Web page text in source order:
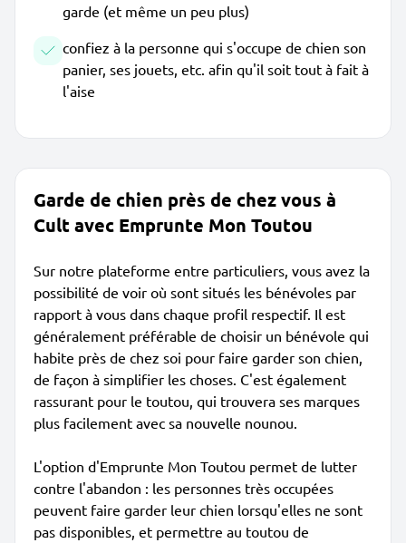
garde (et même un peu plus)
confiez à la personne qui s'occupe de chien son
panier, ses jouets, etc. afin qu'il soit tout à fait à
l'aise
Garde de chien près de chez vous à
Cult avec Emprunte Mon Toutou
Sur notre plateforme entre particuliers, vous avez la
possibilité de voir où sont situés les bénévoles par
rapport à vous dans chaque profil respectif. Il est
généralement préférable de choisir un bénévole qui
habite près de chez soi pour faire garder son chien,
de façon à simplifier les choses. C'est également
rassurant pour le toutou, qui trouvera ses marques
plus facilement avec sa nouvelle nounou.
L'option d'Emprunte Mon Toutou permet de lutter
contre l'abandon : les personnes très occupées
peuvent faire garder leur chien lorsqu'elles ne sont
pas disponibles, et permettre au toutou de